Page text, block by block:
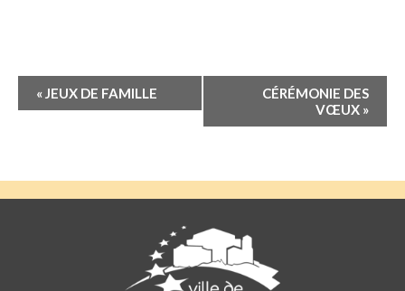
Navigation
Évènement
«JEUX DE FAMILLE
CÉRÉMONIE DES
VŒUX »